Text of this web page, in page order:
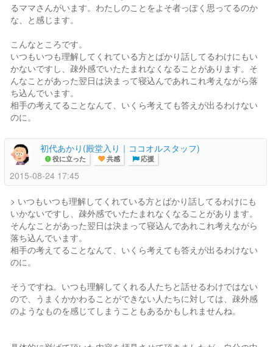
るママさんがいます。わたしのことをよそ者っぽく思ってるのか
な、と感じます。
こんなところです。
いつもいつも理解してくれている方とばかり話してるわけにもい
かないですし、疎外感でいたたまれなくなることがあります。そ
んなことがあった翌日は決まって寝込んであれこれ考えながら落
ち込んでいます。
相手の考えてることなんて、いくら考えても答えが出るわけない
のに。
初代あかり(殿堂入り｜ココオルスタッフ)
役に立った 共感 応援
2015-08-24 17:45
> いつもいつも理解してくれている方とばかり話してるわけにも
いかないですし、疎外感でいたたまれなくなることがあります。
そんなことがあった翌日は決まって寝込んであれこれ考えながら
落ち込んでいます。
相手の考えてることなんて、いくら考えても答えが出るわけない
のに。
そうですね。いつも理解してくれる人たちと話せるわけではない
ので、うまくかかわることができない人たちに対しては、疎外感
のようなものを感じてしまうこともあるかもしれませんね。